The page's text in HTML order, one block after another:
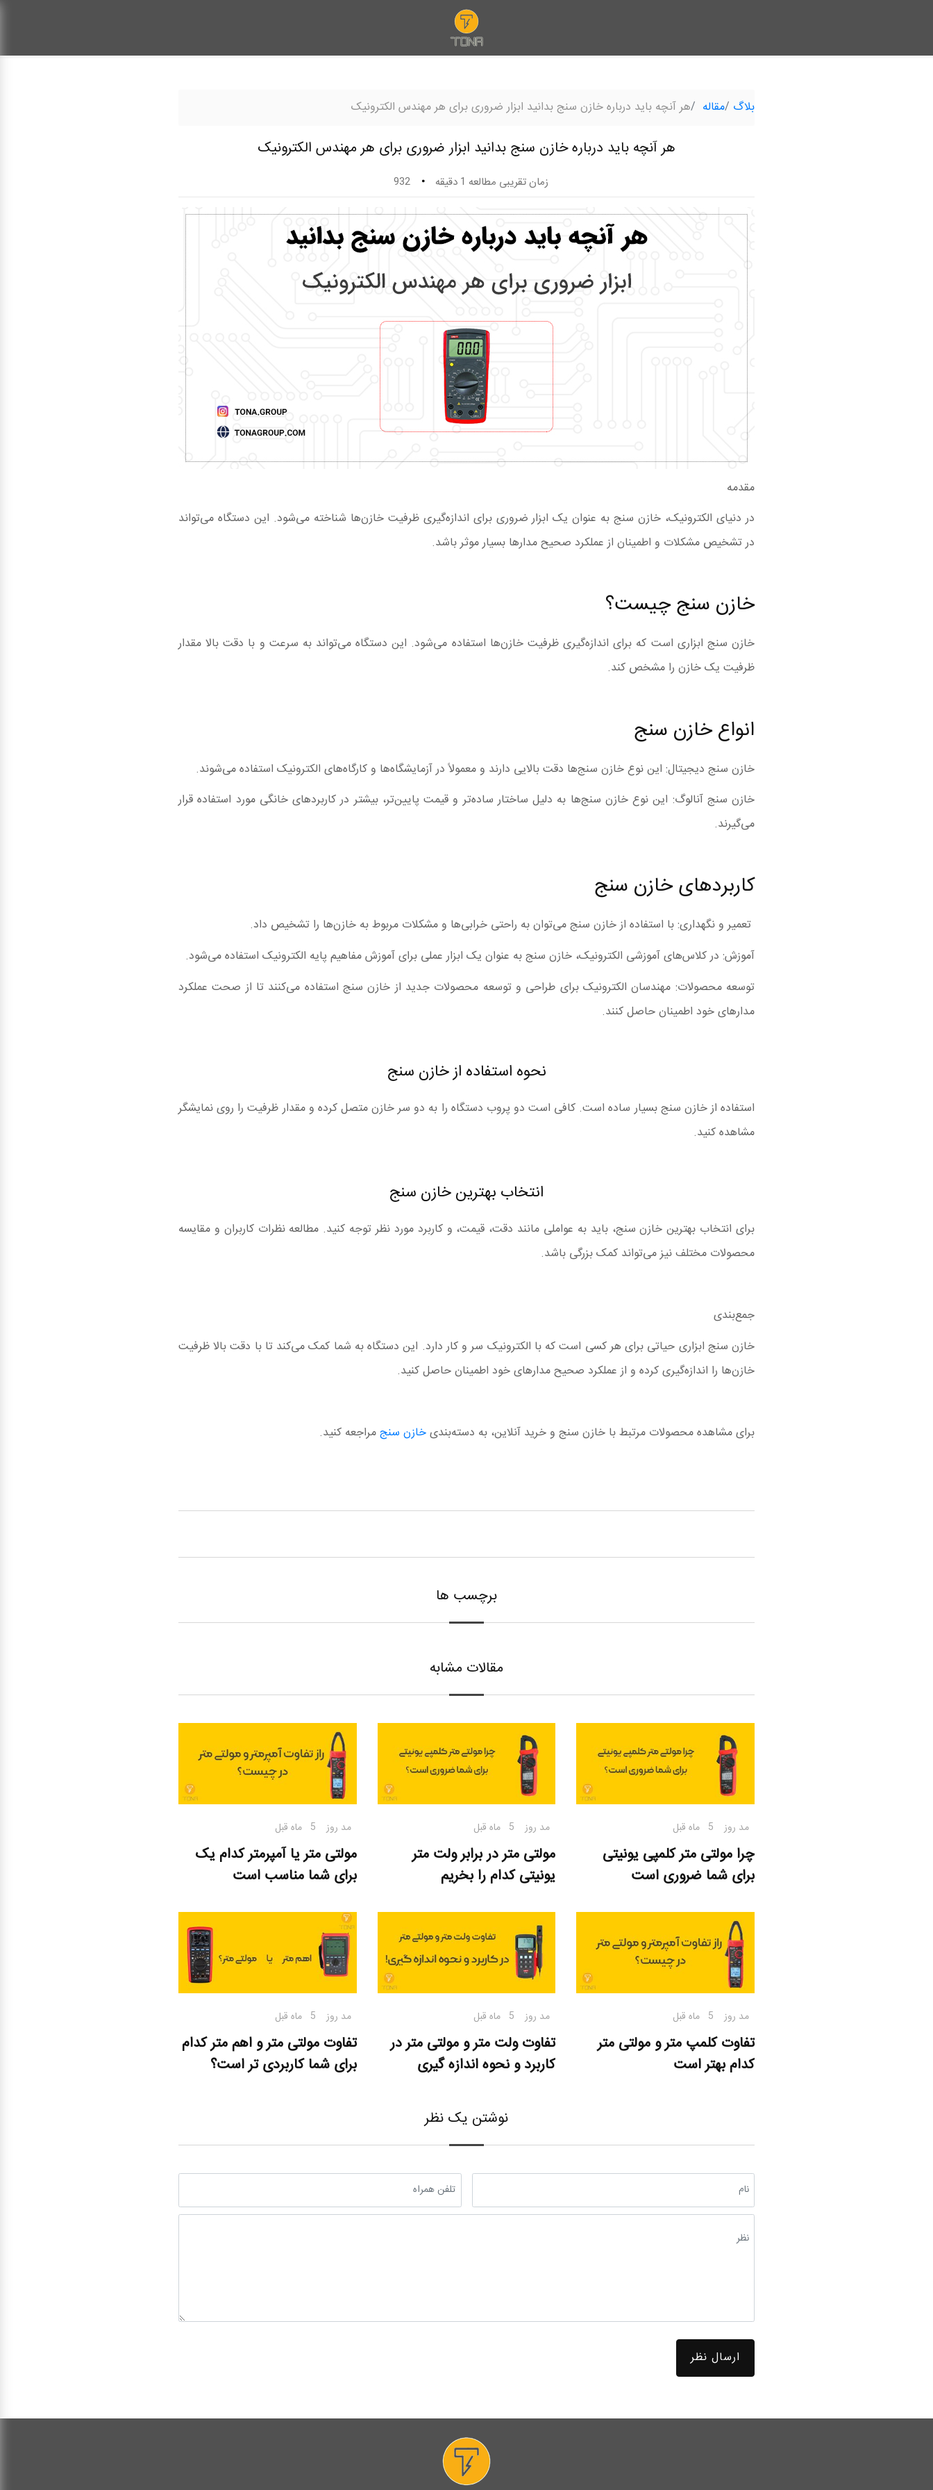
بلاگ مقاله هر آنچه باید درباره خازن سنج بدانید ابزار ضروری برای هر مهندس الکترونیک
هر آنچه باید درباره خازن سنج بدانید ابزار ضروری برای هر مهندس الکترونیک
زمان تقریبی مطالعه 1 دقیقه 932
مقدمه
در دنیای الکترونیک، خازن سنجبه عنوان یک ابزار ضروری برای اندازه‌گیری ظرفیت خازن‌ها شناخته می‌شود. این دستگاه می‌تواند
در تشخیص مشکلات و اطمینان از عملکرد صحیح مدارها بسیار موثر باشد.
خازن سنج چیست؟
خازن سنج ابزاری است که برای اندازه‌گیری ظرفیت خازن‌ها استفاده می‌شود. این دستگاه می‌تواند به سرعت و با دقت بالا مقدار
ظرفیت یک خازن را مشخص کند.
انواع خازن سنج
خازن سنج دیجیتال: این نوع خازن سنج‌ها دقت بالایی دارند و معمولاً در آزمایشگاه‌ها و کارگاه‌های الکترونیک استفاده می‌شوند.
خازن سنج آنالوگ: این نوع خازن سنج‌ها به دلیل ساختار ساده‌تر و قیمت پایین‌تر، بیشتر در کاربردهای خانگی مورد استفاده قرار
می‌گیرند.
کاربردهای خازن سنج
تعمیر و نگهداری: با استفاده از خازن سنج می‌توان به راحتی خرابی‌ها و مشکلات مربوط به خازن‌ها را تشخیص داد.
آموزش: در کلاس‌های آموزشی الکترونیک، خازن سنج به عنوان یک ابزار عملی برای آموزش مفاهیم پایه الکترونیک استفاده می‌شود.
توسعه محصولات: مهندسان الکترونیک برای طراحی و توسعه محصولات جدید از خازن سنج استفاده می‌کنند تا از صحت عملکرد
مدارهای خود اطمینان حاصل کنند.
نحوه استفاده از خازن سنج
استفاده از خازن سنج بسیار ساده است. کافی است دو پروب دستگاه را به دو سر خازن متصل کرده و مقدار ظرفیت را روی نمایشگر
مشاهده کنید.
انتخاب بهترین خازن سنج
برای انتخاب بهترین خازن سنج، باید به عواملی مانند دقت، قیمت، و کاربرد مورد نظر توجه کنید. مطالعه نظرات کاربران و مقایسه
محصولات مختلف نیز می‌تواند کمک بزرگی باشد.
جمع‌بندی
خازن سنج ابزاری حیاتی برای هر کسی است که با الکترونیک سر و کار دارد. این دستگاه به شما کمک می‌کند تا با دقت بالا ظرفیت
خازن‌ها را اندازه‌گیری کرده و از عملکرد صحیح مدارهای خود اطمینان حاصل کنید.
برای مشاهده محصولات مرتبط با خازن سنج و خرید آنلاین، به دسته‌بندیخازن سنجمراجعه کنید.
برچسب ها
مقالات مشابه
مد روز 5 ماه قبل
چرا مولتی متر کلمپی یونیتی
برای شما ضروری است
مد روز 5 ماه قبل
مولتی متر در برابر ولت متر
یونیتی کدام را بخریم
مد روز 5 ماه قبل
مولتی متر یا آمپرمتر کدام یک
برای شما مناسب است
مد روز 5 ماه قبل
تفاوت کلمپ متر و مولتی متر
کدام بهتر است
مد روز 5 ماه قبل
تفاوت ولت متر و مولتی متر در
کاربرد و نحوه اندازه گیری
مد روز 5 ماه قبل
تفاوت مولتی متر و اهم متر کدام
برای شما کاربردی تر است؟
نوشتن یک نظر
ارسال نظر